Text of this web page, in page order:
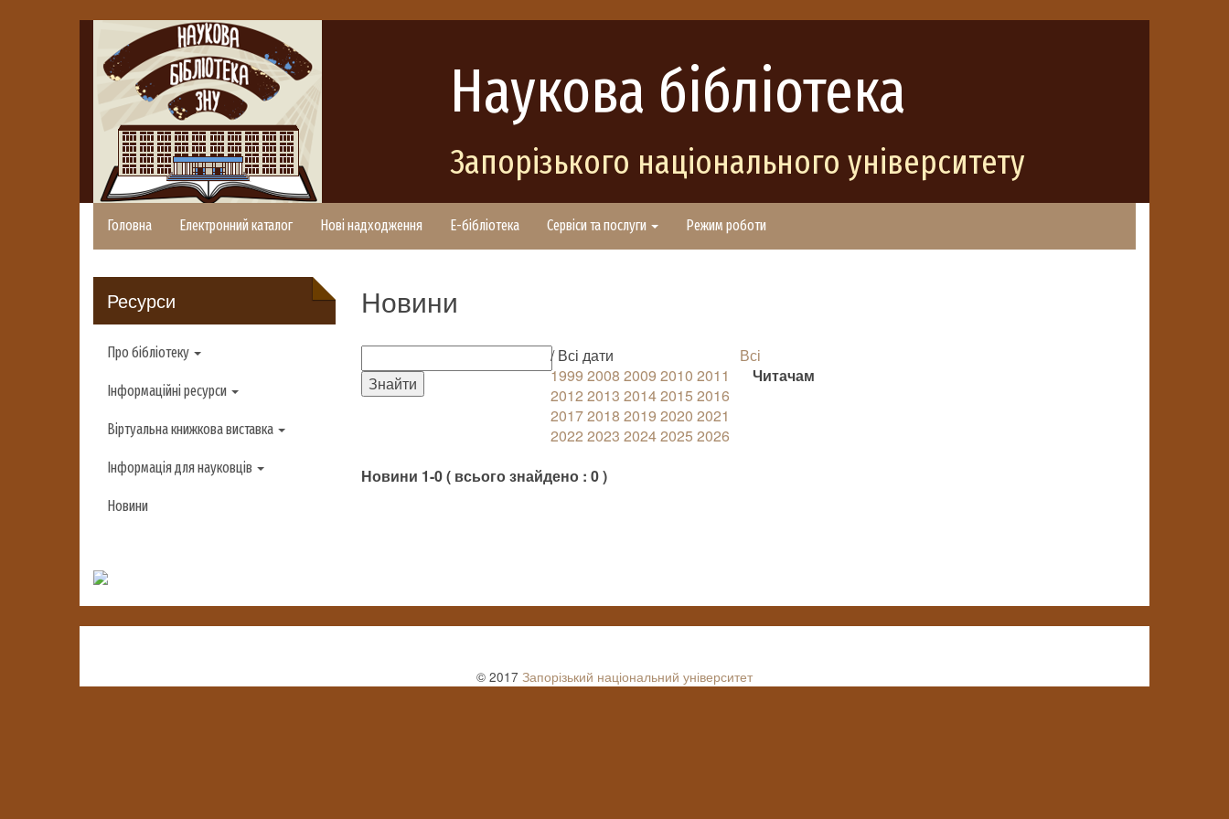
Наукова бібліотека
Запорізького національного університету
Головна Електронний каталог Нові надходження E-бібліотека Сервіси та послуги Режим роботи
Ресурси
Про бібліотеку
Інформаційні ресурси
Віртуальна книжкова виставка
Інформація для науковців
Новини
Новини
/ Всі дати
1999 2008 2009 2010 2011
2012 2013 20142015 2016
20172018 2019 2020 2021
2022 2023 20242025 2026
Всі
Читачам
Новини 1-0 ( всього знайдено : 0 )
© 2017 Запорізький національний університет